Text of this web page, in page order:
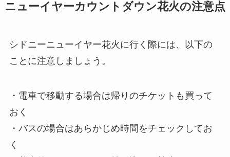
ニューイヤーカウントダウン花火の注意点
シドニーニューイヤー花火に行く際には、以下の
ことに注意しましょう。
・電車で移動する場合は帰りのチケットも買って
おく
・バスの場合はあらかじめ時間をチェックしてお
く